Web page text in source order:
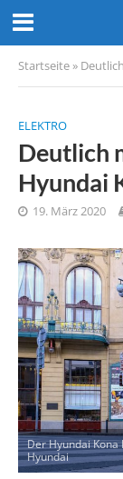
Startseite »
ELEKTRO
Deutlich
Hyundai
19. März 2020
Der Hyundai
Hyundai